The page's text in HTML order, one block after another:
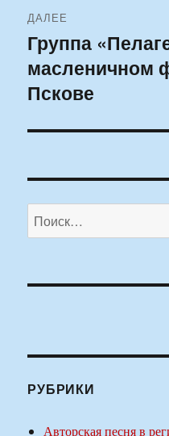
ДАЛЕЕ
Следующая
запись:
Группа
масленичном
Пскове
Искать:
РУБРИКИ
Авторская песня в